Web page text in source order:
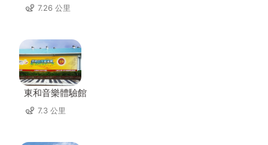
7.26 公里
東和音樂體驗館
7.3 公里